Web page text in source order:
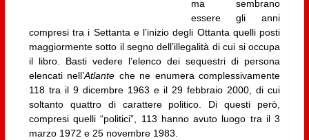
ma sembrano
essere gli anni
compresi tra i Settanta e l’inizio degli Ottanta quelli posti
maggiormente sotto il segno dell’illegalità di cui si occupa
il libro. Basti vedere l’elenco dei sequestri di persona
elencati nell’Atlante che ne enumera complessivamente
118 tra il 9 dicembre 1963 e il 29 febbraio 2000, di cui
soltanto quattro di carattere politico. Di questi però,
compresi quelli “politici”, 113 hanno avuto luogo tra il 3
marzo 1972 e 25 novembre 1983.